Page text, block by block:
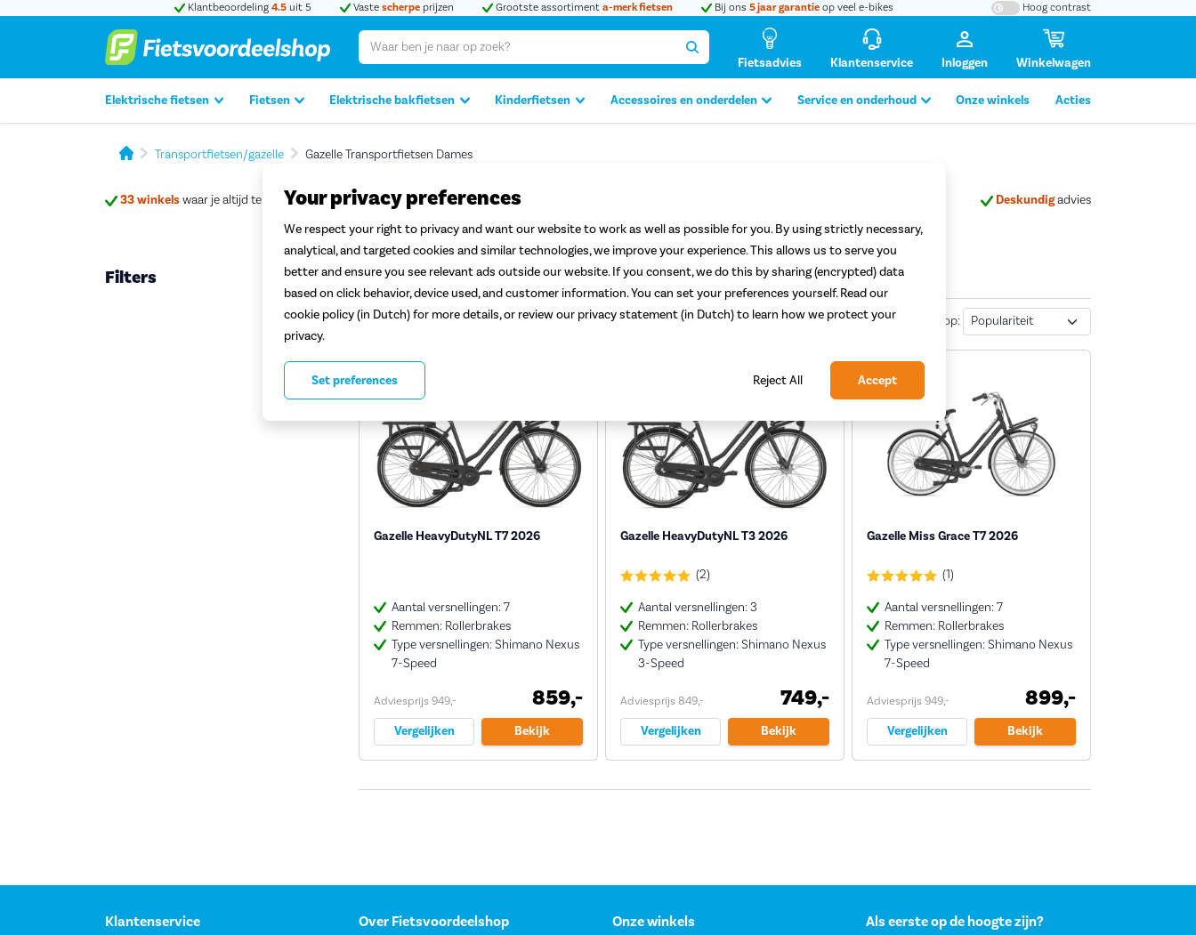
Klantbeoordeling 4.5 uit 5 Vaste scherpe prijzen Grootste assortiment a-merk fietsen Bij ons 5 jaar garantie op veel e-bikes Hoog contrast
Fietsadvies Klantenservice Inloggen Winkelwagen
Elektrische fietsen Fietsen Elektrische bakfietsen Kinderfietsen Accessoires en onderdelen Service en onderhoud Onze winkels Acties
Transportfietsen/gazelle Gazelle Transportfietsen Dames
33 winkelswaar je altijd terechtkan Service en rijklare Deskundigadvies
Filters Gazelle Transportfietsen Dames
3resultaten Sorteer op: Sorteren
Gazelle HeavyDutyNL T7 2026
Aantal versnellingen: 7
Remmen: Rollerbrakes
Type versnellingen: Shimano Nexus
7-Speed
Adviesprijs 949,- 859,-
Vergelijken Bekijk
Gazelle HeavyDutyNL T3 2026
(2)
Aantal versnellingen: 3
Remmen: Rollerbrakes
Type versnellingen: Shimano Nexus
3-Speed
Adviesprijs 849,- 749,-
Vergelijken Bekijk
Gazelle Miss Grace T7 2026
(1)
Aantal versnellingen: 7
Remmen: Rollerbrakes
Type versnellingen: Shimano Nexus
7-Speed
Adviesprijs 949,- 899,-
Vergelijken Bekijk
Klantenservice Over Fietsvoordeelshop Onze winkels Als eerste op de hoogte zijn?
Your privacy preferences
We respect your right to privacy and want our website to work as well as possible for you. By using strictly necessary,
analytical, and targeted cookies and similar technologies, we improve your experience. This allows us to serve you
better and ensure you see relevant ads outside our website. If you consent, we do this by sharing (encrypted) data
based on click behavior, device used, and customer information. You can set your preferences yourself. Read our
cookie policy (in Dutch) for more details, or review our privacy statement (in Dutch) to learn how we protect your
privacy.
Reject All Accept
Set preferences